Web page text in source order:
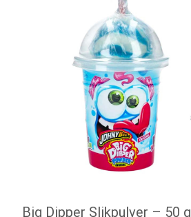
Big Dipper Slikpulver – 50 g